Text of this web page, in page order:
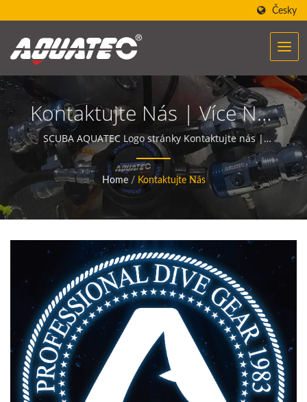
Česky
Kontaktujte Nás | Více Než
40 Let Výrobce
Potápěčského Vybavení |
SCUBA AQUATEC
SCUBA AQUATEC Logo stránky Kontaktujte nás |
Potápěčské vybavení AQUATEC vytváří sílu, která
pomáhá lidem setkávat se a komunikovat s oceánem.
Home / Kontaktujte Nás